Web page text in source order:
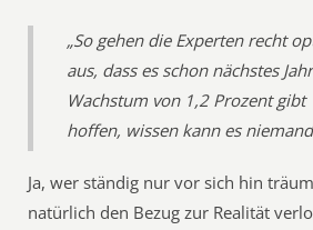
„So gehen die Experten recht
aus, dass es schon nächstes
Wachstum von 1,2 Prozent gibt
hoffen, wissen kann es
Ja, wer ständig nur vor sich hin
natürlich den Bezug zur Realität